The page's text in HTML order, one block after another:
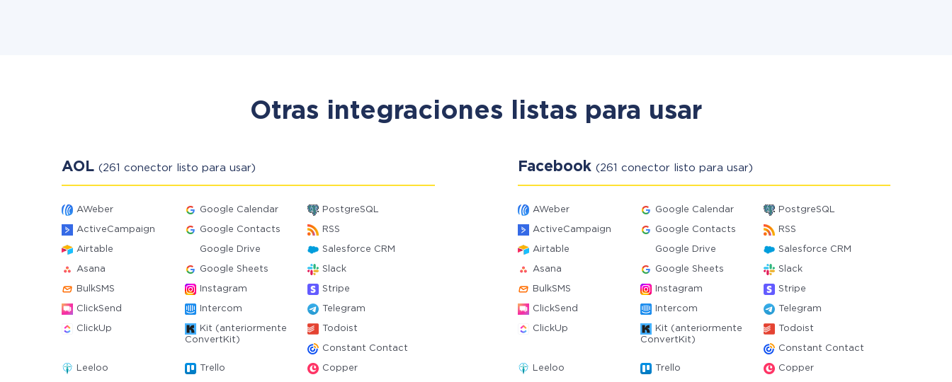
Otras integraciones listas para usar
AOL (261 conector listo para usar)
AWeber Google Calendar PostgreSQL
ActiveCampaign Google Contacts RSS
Airtable Google Drive Salesforce CRM
Asana Google Sheets Slack
BulkSMS Instagram Stripe
ClickSend Intercom Telegram
ClickUp
Kit (anteriormente
ConvertKit)
Todoist
Constant Contact
Leeloo Trello Copper
Facebook (261 conector listo para usar)
AWeber Google Calendar PostgreSQL
ActiveCampaign Google Contacts RSS
Airtable Google Drive Salesforce CRM
Asana Google Sheets Slack
BulkSMS Instagram Stripe
ClickSend Intercom Telegram
ClickUp
Kit (anteriormente
ConvertKit)
Todoist
Constant Contact
Leeloo Trello Copper